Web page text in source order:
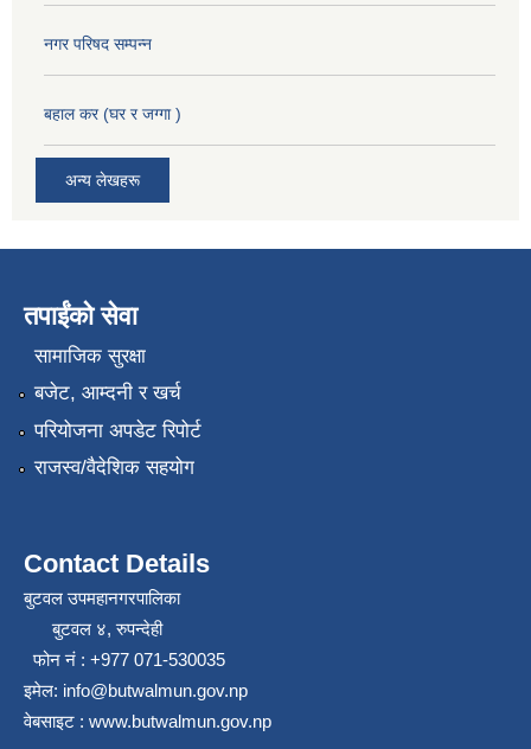
नगर परिषद सम्पन्न
बहाल कर (घर र जग्गा )
अन्य लेखहरू
तपाईंको सेवा
सामाजिक सुरक्षा
बजेट, आम्दनी र खर्च
परियोजना अपडेट रिपोर्ट
राजस्व/वैदेशिक सहयोग
Contact Details
बुटवल उपमहानगरपालिका
बुटवल ४, रुपन्देही
फोन नं : +977 071-530035
इमेल: info@butwalmun.gov.np
वेबसाइट : www.butwalmun.gov.np